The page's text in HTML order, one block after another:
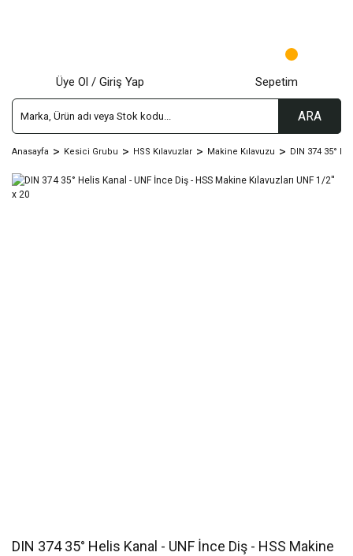
ARA
Üye Ol / Giriş Yap Sepetim
Anasayfa Kesici Grubu HSS Kılavuzlar Makine Kılavuzu DIN 374 35°
DIN 374 35° Helis Kanal - UNF İnce Diş - HSS Makine